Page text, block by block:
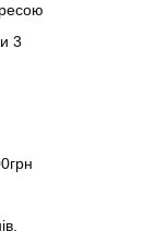
3